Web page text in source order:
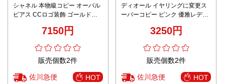
シャネル 本物級コピー オーバル
ピアス CCロゴ装飾 ゴールド縁
7150円
販売個数2件
佐川急便 HOT
ディオール イヤリングに変更ス
ーパーコピー ピンク 優雅レディ
3250円
販売個数2件
佐川急便 HOT